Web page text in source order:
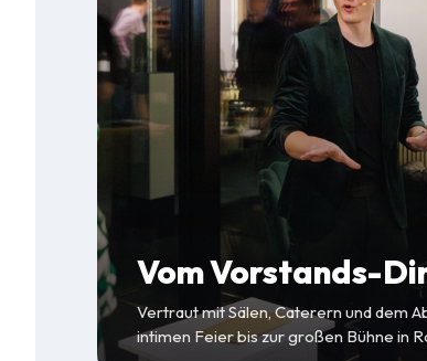
Vom Vorstands-
Vertraut mit Sälen, Caterern und dem
intimen Feier bis zur großen Bühne in